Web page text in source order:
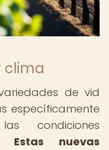
clima
de vid
específicamente
condiciones
Estas nuevas